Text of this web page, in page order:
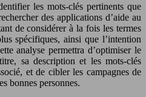
les mots-clés pertinents que
des applications d’aide au
de considérer à la fois les termes
spécifiques, ainsi que l’intention
analyse permettra d’optimiser le
sa description et les mots-clés
et de cibler les campagnes de
bonnes personnes.